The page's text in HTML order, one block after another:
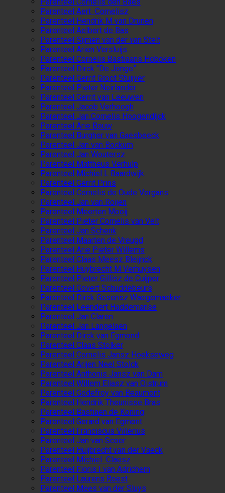
Parenteel Aert Cornelisz
Parenteel Hendrik M van Drunen
Parenteel Aelbert de Bas
Parenteel Sijmen van der van Stelt
Parenteel Arien Versluijs
Parenteel Cornelis Bastiaans Hoboken
Parenteel Dirck “De Jonge”
Parenteel Gerrit Groot Stuijver
Parenteel Pieter Noirlander
Parenteel Gerrit van Leeuwen
Parenteel Jacob Verhoogh
Parenteel Jan Cornelis Hoogendijck
Parenteel Arie Bouw
Parenteel Burgher van Gaesbeeck
Parenteel Jan van Bockum
Parenteel Jan Woutersz
Parenteel Mattheus Verhulp
Parenteel Michiel L Baardwijk
Parenteel Gerrit Prins
Parenteel Cornelis de Oude Vergans
Parenteel Jan van Roijen
Parenteel Meerten Mooij
Parenteel Pieter Cornelis van Velt
Parenteel Jan Schenk
Parenteel Maarten de Vreugd
Parenteel Arie Pieter Willems
Parenteel Claas Meesz Bleijnck
Parenteel Huybrecht M Verhuysen
Parenteel Pieter Gillisz de Cuijper
Parenteel Govert Schuddebeurs
Parenteel Dirck Gosensz Waegemaeker
Parenteel Leendert Haddemanse
Parenteel Jan Claren
Parenteel Jan Langelaen
Parenteel Dirck van Egmond
Parenteel Claas Stolker
Parenteel Cornelis Jansz Hoekseweg
Parenteel Arijen Neel Stolck
Parenteel Anthonis Jansz van Dam
Parenteel Willem Eliasz van Oistrum
Parenteel Godefroy van Beaumont
Parenteel Hendrik Theunisse Bras
Parenteel Bastiaen de Koning
Parenteel Gerard van Egmont
Parenteel Franciscus Villerius
Parenteel Jan van Scoer
Parenteel Huijbrecht van der Vaeck
Parenteel Michiel Claesz
Parenteel Floris I van Adrichem
Parenteel Laurens Roest
Parenteel Mees van der Sluys